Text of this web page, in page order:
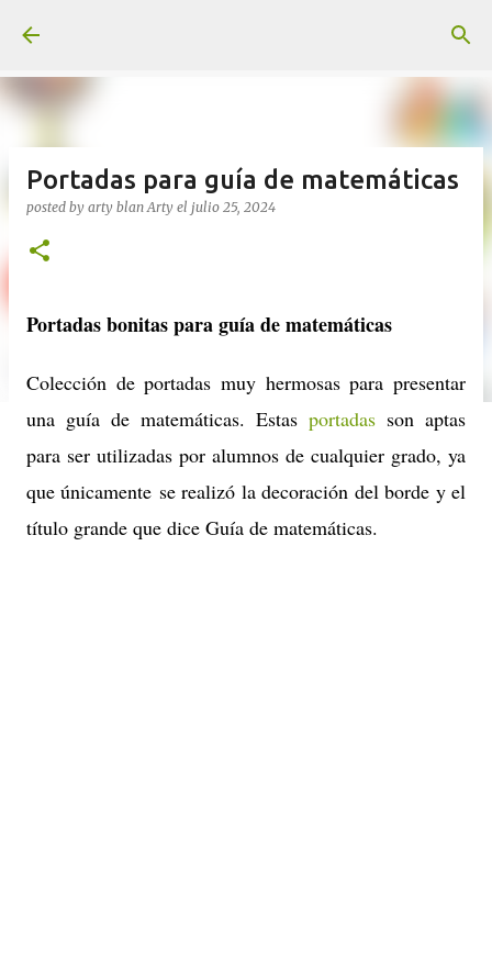
Portadas para guía de matemáticas
posted by arty blanArty el julio 25, 2024
Portadas bonitas para guía de matemáticas
Colección de portadas muy hermosas para presentar
una guía de matemáticas. Estas portadas son aptas
para ser utilizadas por alumnos de cualquier grado, ya
que únicamente se realizó la decoración del borde y el
título grande que dice Guía de matemáticas.